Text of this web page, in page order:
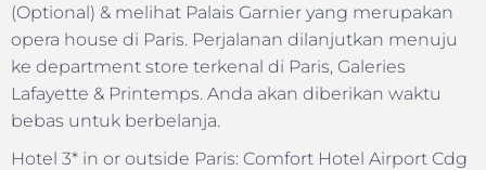
(Optional) & melihat Palais Garnier yang merupakan
opera house di Paris. Perjalanan dilanjutkan menuju
ke department store terkenal di Paris, Galeries
Lafayette & Printemps. Anda akan diberikan waktu
bebas untuk berbelanja.
Hotel 3* in or outside Paris: Comfort Hotel Airport Cdg